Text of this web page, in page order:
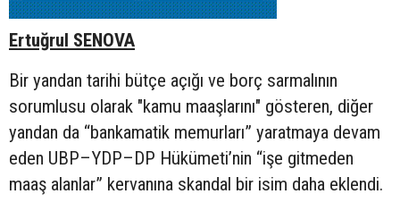
Ertuğrul SENOVA
Bir yandan tarihi bütçe açığı ve borç sarmalının
sorumlusu olarak "kamu maaşlarını" gösteren, diğer
yandan da “bankamatik memurları” yaratmaya devam
eden UBP–YDP–DP Hükümeti’nin “işe gitmeden
maaş alanlar” kervanına skandal bir isim daha eklendi.